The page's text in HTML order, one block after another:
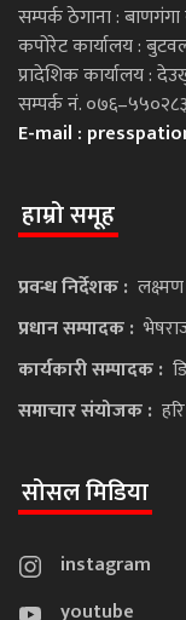
सम्पर्क ठेगाना :
कपोरेट कार्यालय :
प्रादेशिक कार्यालय :
सम्पर्क नं.
E-mail :
हाम्रो समूह
प्रवन्ध निर्देशक :
प्रधान सम्पादक :
कार्यकारी सम्पादक :
समाचार संयोजक :
सोसल मिडिया
instagram
youtube